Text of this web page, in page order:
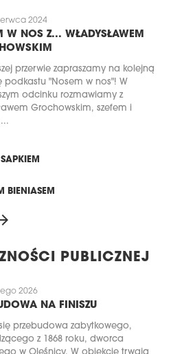
2024
W NOS Z... WŁADYSŁAWEM
przerwie zapraszamy na kolejną
podkastu "Nosem w nos"! W
odcinku rozmawiamy z
Grochowskim, szefem i
BIENIASEM
PUBLICZNEJ
2026
NA FINISZU
się przebudowa zabytkowego,
z 1868 roku, dworca